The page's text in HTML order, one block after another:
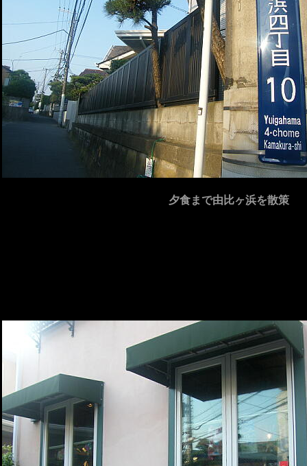
夕食まで由比ヶ浜を散策